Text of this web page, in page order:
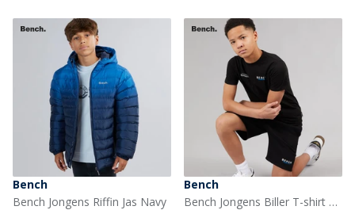
Bench
Bench Jongens Riffin Jas Navy
Bench
Bench Jongens Biller T-shirt En Korte Broek Set Zwart